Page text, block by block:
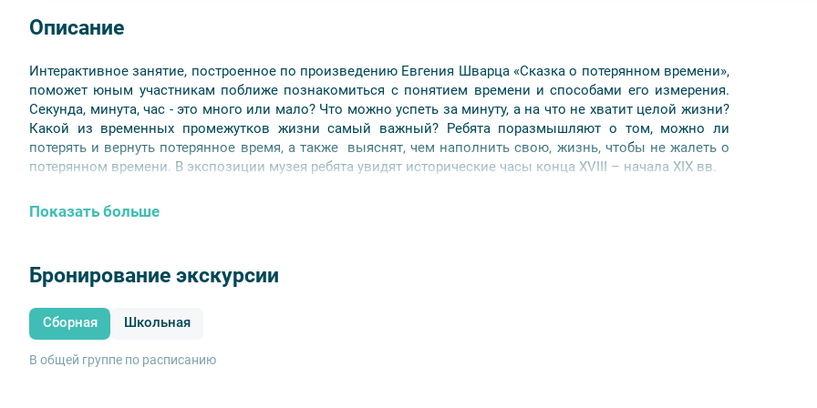
Описание
Интерактивное занятие, построенное по произведению Евгения Шварца «Сказка о потерянном времени»,
поможет юным участникам поближе познакомиться с понятием времени и способами его измерения.
Секунда, минута, час - это много или мало? Что можно успеть за минуту, а на что не хватит целой жизни?
Какой из временных промежутков жизни самый важный? Ребята поразмышляют о том, можно ли
потерять и вернуть потерянное время, а также выяснят, чем наполнить свою, жизнь, чтобы не жалеть о
потерянном времени. В экспозиции музея ребята увидят исторические часы конца XVIII – начала XIX вв.
Показать больше
Бронирование экскурсии
Сборная Школьная
В общей группе по расписанию